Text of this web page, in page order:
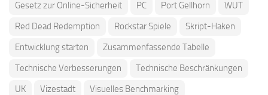
Gesetz zur Online-Sicherheit
PC Port Gellhorn
WUT
Red Dead Redemption
Rockstar Spiele
Skript-Haken
Entwicklung starten
Zusammenfassende Tabelle
Technische Verbesserungen
Technische Beschränkungen
UK
Vizestadt
Visuelles Benchmarking